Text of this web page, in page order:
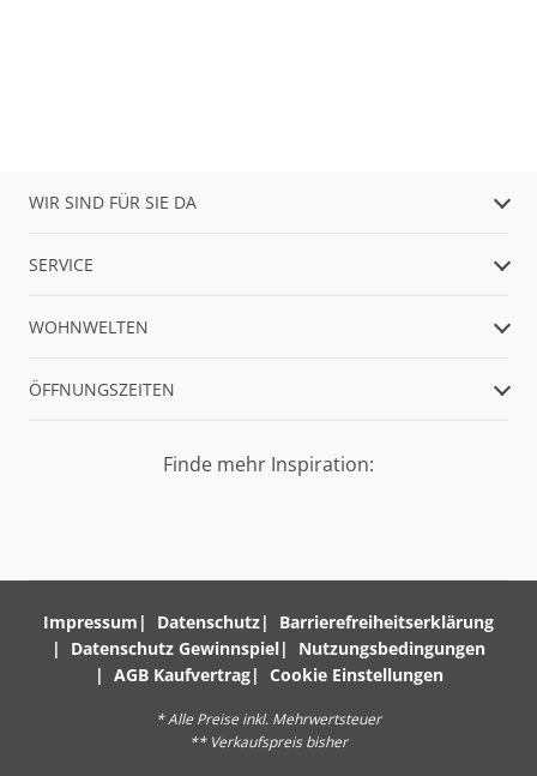
WIR SIND FÜR SIE DA
SERVICE
WOHNWELTEN
ÖFFNUNGSZEITEN
Finde mehr Inspiration:
Impressum Datenschutz
Barrierefreiheitserklärung
Datenschutz Gewinnspiel
Nutzungsbedingungen
AGB Kaufvertrag
Cookie Einstellungen
* Alle Preise inkl. Mehrwertsteuer
** Verkaufspreis bisher